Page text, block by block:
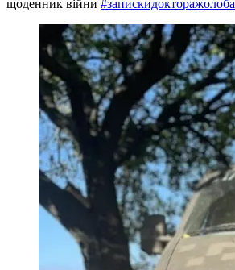
щоденник війни #запискидокторажолоба